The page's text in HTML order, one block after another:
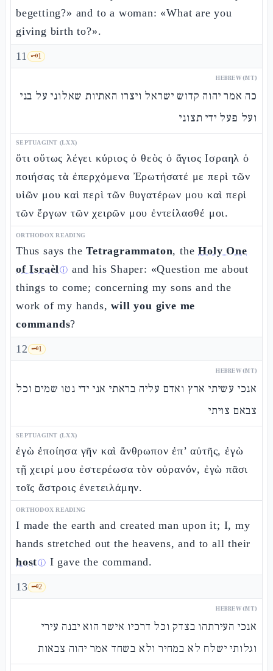
begetting?» and to a woman: «What are you
giving birth to?».
11 🗝️1
HEBREW (MT)
כה אמר יהוה קדוש ישראל ויצרו האתיות שאלוני על בני
ועל פעל ידי תצוני
SEPTUAGINT (LXX)
ὅτι οὕτως λέγει κύριος ὁ θεὸς ὁ ἅγιος Ισραηλ ὁ
ποιήσας τὰ ἐπερχόμενα Ἐρωτήσατέ με περὶ τῶν
υἱῶν μου καὶ περὶ τῶν θυγατέρων μου καὶ περὶ
τῶν ἔργων τῶν χειρῶν μου ἐντείλασθέ μοι.
ORTHODOX READING
Thus says theTetragrammaton, theHoly One
of Israèlⓘ and his Shaper: «Question me about
things to come; concerning my sons and the
work of my hands,will you give me
commands?
12 🗝️1
HEBREW (MT)
אנכי עשיתי ארץ ואדם עליה בראתי אני ידי נטו שמים וכל
צבאם צויתי
SEPTUAGINT (LXX)
ἐγὼ ἐποίησα γῆν καὶ ἄνθρωπον ἐπ’ αὐτῆς, ἐγὼ
τῇ χειρί μου ἐστερέωσα τὸν οὐρανόν, ἐγὼ πᾶσι
τοῖς ἄστροις ἐνετειλάμην.
ORTHODOX READING
I made the earth and created man upon it; I, my
hands stretched out the heavens, and to all their
hostⓘ I gave the command.
13 🗝️2
HEBREW (MT)
אנכי העירתהו בצדק וכל דרכיו אישר הוא יבנה עירי
וגלותי ישלח לא במחיר ולא בשחד אמר יהוה צבאות